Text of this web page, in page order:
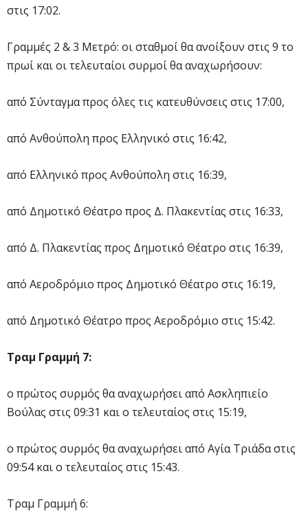
στις 17:02.
Γραμμές 2 & 3 Μετρό: οι σταθμοί θα ανοίξουν στις 9 το
πρωί και οι τελευταίοι συρμοί θα αναχωρήσουν:
από Σύνταγμα προς όλες τις κατευθύνσεις στις 17:00,
από Ανθούπολη προς Ελληνικό στις 16:42,
από Ελληνικό προς Ανθούπολη στις 16:39,
από Δημοτικό Θέατρο προς Δ. Πλακεντίας στις 16:33,
από Δ. Πλακεντίας προς Δημοτικό Θέατρο στις 16:39,
από Αεροδρόμιο προς Δημοτικό Θέατρο στις 16:19,
από Δημοτικό Θέατρο προς Αεροδρόμιο στις 15:42.
Τραμ Γραμμή 7:
ο πρώτος συρμός θα αναχωρήσει από Ασκληπιείο
Βούλας στις 09:31 και ο τελευταίος στις 15:19,
ο πρώτος συρμός θα αναχωρήσει από Αγία Τριάδα στις
09:54 και ο τελευταίος στις 15:43.
Τραμ Γραμμή 6: